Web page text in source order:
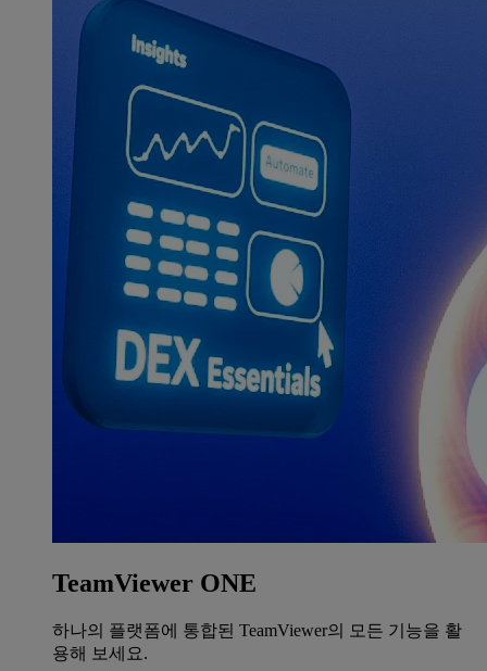
TeamViewer ONE
하나의 플랫폼에 통합된 TeamViewer의 모든 기능을 활
용해 보세요.